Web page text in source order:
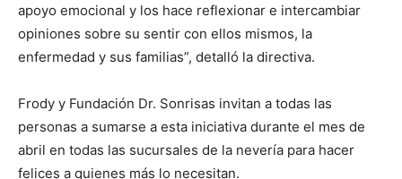
apoyo emocional y los hace reflexionar e intercambiar
opiniones sobre su sentir con ellos mismos, la
enfermedad y sus familias”, detalló la directiva.
Frody y Fundación Dr. Sonrisas invitan a todas las
personas a sumarse a esta iniciativa durante el mes de
abril en todas las sucursales de la nevería para hacer
felices a quienes más lo necesitan.